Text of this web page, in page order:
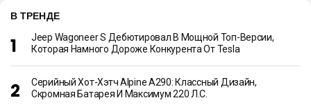
В ТРЕНДЕ
Jeep Wagoneer S Дебютировал В Мощной Топ-Версии,
Которая Намного Дороже Конкурента От Tesla
Серийный Хот-Хэтч Alpine A290: Классный Дизайн,
Скромная Батарея И Максимум 220 Л.с.